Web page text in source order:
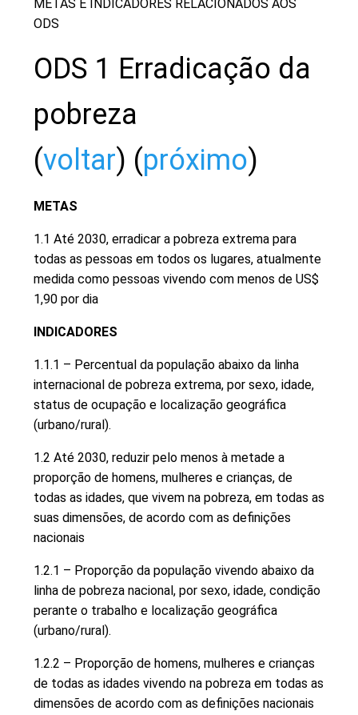
METAS E INDICADORES RELACIONADOS AOS
ODS
ODS 1 Erradicação da
pobreza
(voltar) (próximo)
METAS
1.1 Até 2030, erradicar a pobreza extrema para
todas as pessoas em todos os lugares, atualmente
medida como pessoas vivendo com menos de US$
1,90 por dia
INDICADORES
1.1.1 – Percentual da população abaixo da linha
internacional de pobreza extrema, por sexo, idade,
status de ocupação e localização geográfica
(urbano/rural).
1.2 Até 2030, reduzir pelo menos à metade a
proporção de homens, mulheres e crianças, de
todas as idades, que vivem na pobreza, em todas as
suas dimensões, de acordo com as definições
nacionais
1.2.1 – Proporção da população vivendo abaixo da
linha de pobreza nacional, por sexo, idade, condição
perante o trabalho e localização geográfica
(urbano/rural).
1.2.2 – Proporção de homens, mulheres e crianças
de todas as idades vivendo na pobreza em todas as
dimensões de acordo com as definições nacionais